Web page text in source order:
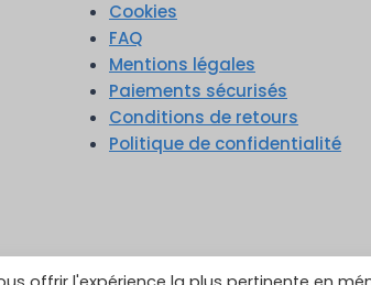
Cookies
FAQ
Mentions légales
Paiements sécurisés
Conditions de retours
Politique de confidentialité